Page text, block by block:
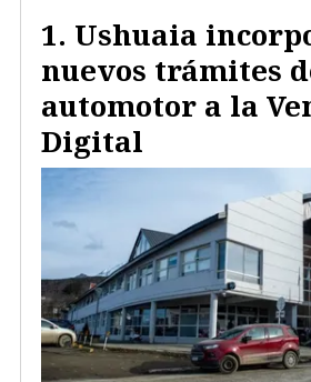
Ushuaia
nuevos trámites
automotor a la
Digital